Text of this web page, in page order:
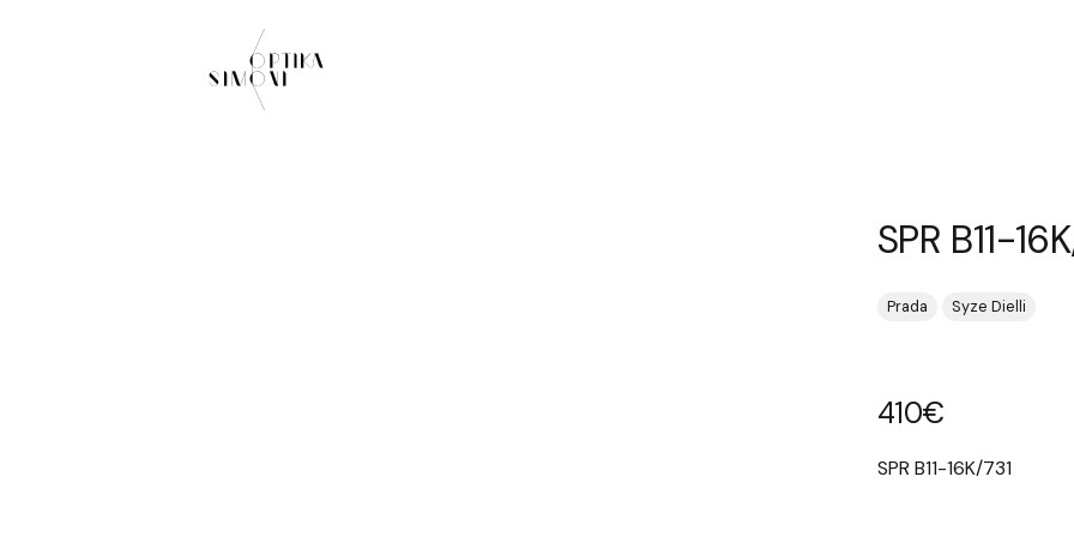
SPR B11-
Prada Syze Dielli
410€
SPR B11-16K/731